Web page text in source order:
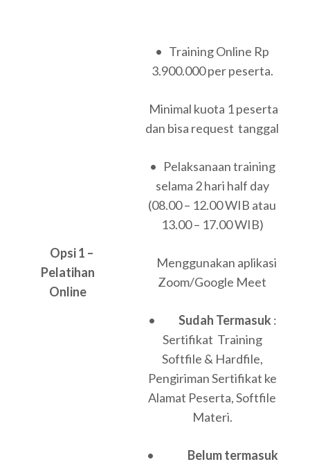
Opsi 1 –
Pelatihan
Online
• Training Online Rp
3.900.000 per peserta.
Minimal kuota 1 peserta
dan bisa request tanggal
• Pelaksanaan training
selama 2 hari half day
(08.00 – 12.00 WIB atau
13.00 – 17.00 WIB)
Menggunakan aplikasi
Zoom/Google Meet
• Sudah Termasuk :
Sertifikat Training
Softfile & Hardfile,
Pengiriman Sertifikat ke
Alamat Peserta, Softfile
Materi.
• Belum termasuk